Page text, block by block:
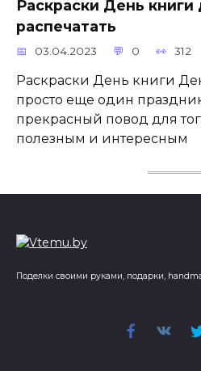
Раскраски День книги
распечатать
03.04.2023 0 312
Раскраски День книги
просто еще один
прекрасный повод для
полезным и интересным
Поделки своими руками, подарки,